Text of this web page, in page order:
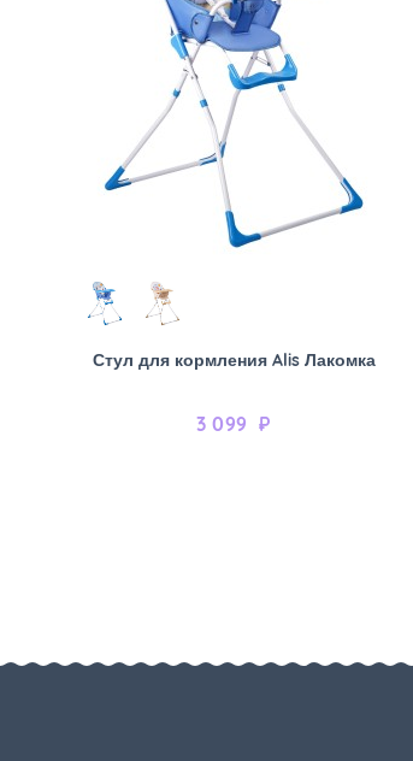
Стул для кормления Alis Лакомка
3 099 ₽